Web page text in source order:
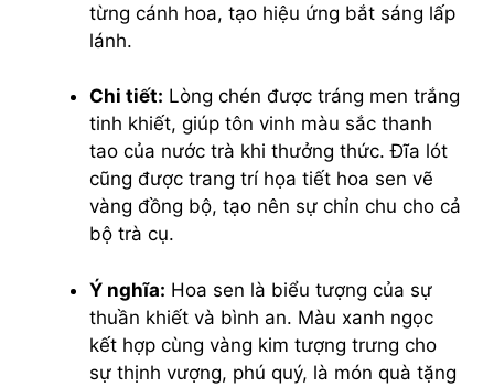
từng cánh hoa, tạo hiệu ứng bắt sáng lấp
lánh.
Chi tiết: Lòng chén được tráng men trắng
tinh khiết, giúp tôn vinh màu sắc thanh
tao của nước trà khi thưởng thức. Đĩa lót
cũng được trang trí họa tiết hoa sen vẽ
vàng đồng bộ, tạo nên sự chỉn chu cho cả
bộ trà cụ.
Ý nghĩa: Hoa sen là biểu tượng của sự
thuần khiết và bình an. Màu xanh ngọc
kết hợp cùng vàng kim tượng trưng cho
sự thịnh vượng, phú quý, là món quà tặng